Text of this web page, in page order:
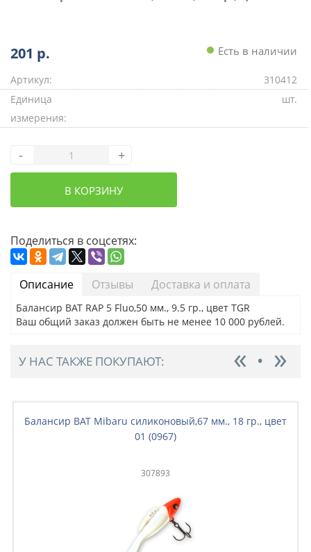
201 р. Есть в наличии
Артикул:
310412
Единица
измерения:
шт.
- +
В КОРЗИНУ
Поделиться в соцсетях:
Описание Отзывы Доставка и оплата
Балансир BAT RAP 5 Fluo,50 мм., 9.5 гр., цвет TGR
Ваш общий заказ должен быть не менее 10 000 рублей.
У НАС ТАКЖЕ ПОКУПАЮТ:
Балансир BAT Mibaru силиконовый,67 мм., 18 гр., цвет
01 (0967)
307893